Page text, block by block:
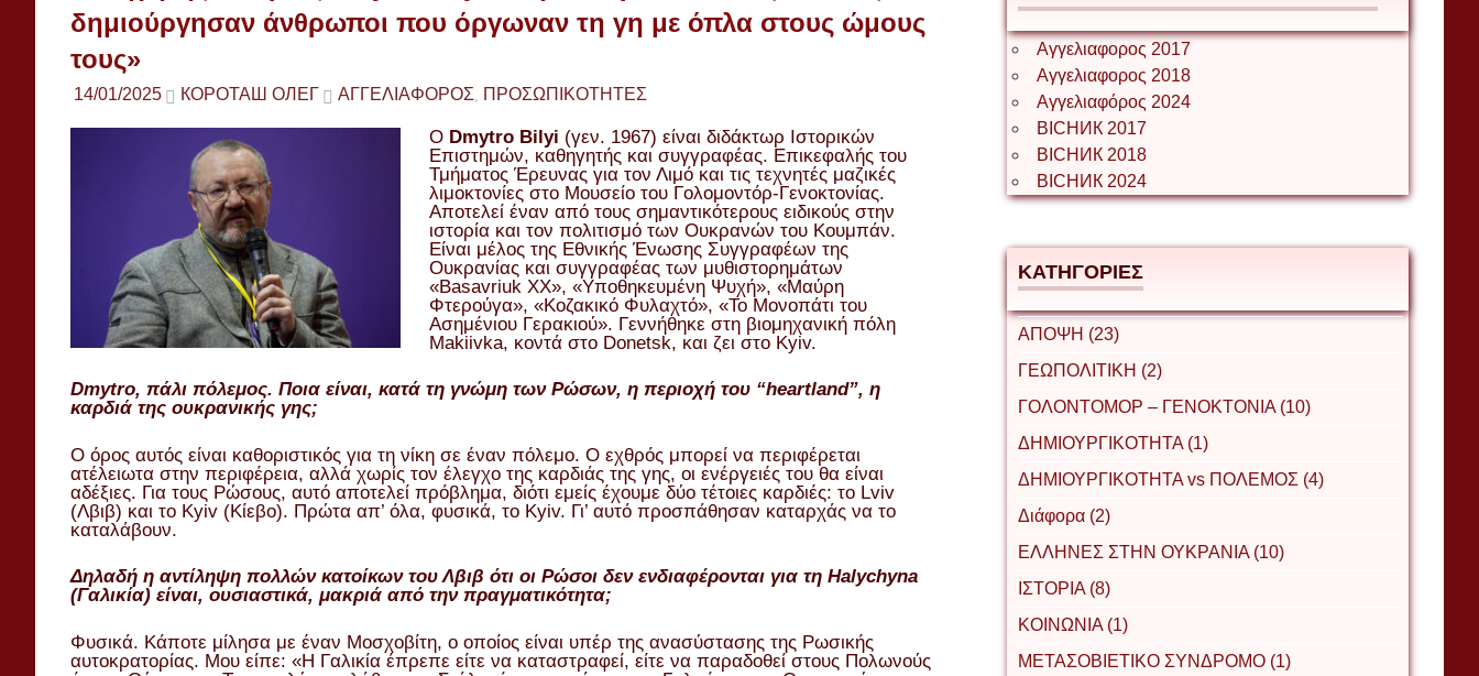
δημιούργησαν άνθρωποι που όργωναν τη γη με όπλα στους ώμους
τους»
14/01/2025 КОРОТАШ ОЛЕГ ΑΓΓΕΛΙΑΦΟΡΟΣ ΠΡΟΣΩΠΙΚΟΤΗΤΕΣ
Ο Dmytro Bilyi (γεν. 1967) είναι διδάκτωρ Ιστορικών
Επιστημών, καθηγητής και συγγραφέας. Επικεφαλής του
Τμήματος Έρευνας για τον Λιμό και τις τεχνητές μαζικές
λιμοκτονίες στο Μουσείο του Γολομοντόρ-Γενοκτονίας.
Αποτελεί έναν από τους σημαντικότερους ειδικούς στην
ιστορία και τον πολιτισμό των Ουκρανών του Κουμπάν.
Είναι μέλος της Εθνικής Ένωσης Συγγραφέων της
Ουκρανίας και συγγραφέας των μυθιστορημάτων
«Basavriuk XX», «Υποθηκευμένη Ψυχή», «Μαύρη
Φτερούγα», «Κοζακικό Φυλαχτό», «Το Μονοπάτι του
Ασημένιου Γερακιού». Γεννήθηκε στη βιομηχανική πόλη
Makiivka, κοντά στο Donetsk, και ζει στο Kyiv.
Dmytro, πάλι πόλεμος. Ποια είναι, κατά τη γνώμη των Ρώσων, η περιοχή του “heartland”, η
καρδιά της ουκρανικής γης;
Ο όρος αυτός είναι καθοριστικός για τη νίκη σε έναν πόλεμο. Ο εχθρός μπορεί να περιφέρεται
ατέλειωτα στην περιφέρεια, αλλά χωρίς τον έλεγχο της καρδιάς της γης, οι ενέργειές του θα είναι
αδέξιες. Για τους Ρώσους, αυτό αποτελεί πρόβλημα, διότι εμείς έχουμε δύο τέτοιες καρδιές: το Lviv
(Λβιβ) και το Kyiv (Κίεβο). Πρώτα απ’ όλα, φυσικά, το Kyiv. Γι’ αυτό προσπάθησαν καταρχάς να το
καταλάβουν.
Δηλαδή η αντίληψη πολλών κατοίκων του Λβιβ ότι οι Ρώσοι δεν ενδιαφέρονται για τη Halychyna
(Γαλικία) είναι, ουσιαστικά, μακριά από την πραγματικότητα;
Φυσικά. Κάποτε μίλησα με έναν Μοσχοβίτη, ο οποίος είναι υπέρ της ανασύστασης της Ρωσικής
αυτοκρατορίας. Μου είπε: «Η Γαλικία έπρεπε είτε να καταστραφεί, είτε να παραδοθεί στους Πολωνούς
Αγγελιαφορος 2017
Αγγελιαφορος 2018
Αγγελιαφόρος 2024
ВІСНИК 2017
ВІСНИК 2018
ВІСНИК 2024
ΚΑΤΗΓΟΡΙΕΣ
ΑΠΟΨΗ (23)
ΓΕΩΠΟΛΙΤΙΚΗ (2)
ΓΟΛΟΝΤΟΜΟΡ – ΓΕΝΟΚΤΟΝΙΑ (10)
ΔΗΜΙΟΥΡΓΙΚΟΤΗΤΑ (1)
ΔΗΜΙΟΥΡΓΙΚΟΤΗΤΑ vs ΠΟΛΕΜΟΣ (4)
Διάφορα (2)
ΕΛΛΗΝΕΣ ΣΤΗΝ ΟΥΚΡΑΝΙΑ (10)
ΙΣΤΟΡΙΑ (8)
ΚΟΙΝΩΝΙΑ (1)
ΜΕΤΑΣΟΒΙΕΤΙΚΟ ΣΥΝΔΡΟΜΟ (1)